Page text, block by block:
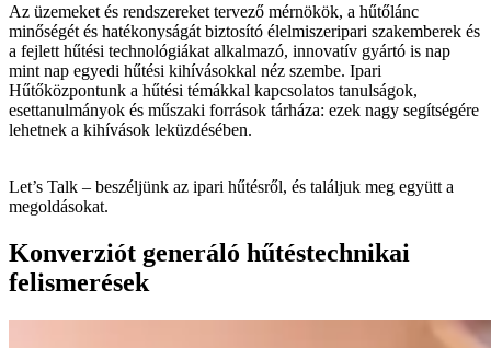
Az üzemeket és rendszereket tervező mérnökök, a hűtőlánc
minőségét és hatékonyságát biztosító élelmiszeripari szakemberek és
a fejlett hűtési technológiákat alkalmazó, innovatív gyártó is nap
mint nap egyedi hűtési kihívásokkal néz szembe. Ipari
Hűtőközpontunk a hűtési témákkal kapcsolatos tanulságok,
esettanulmányok és műszaki források tárháza: ezek nagy segítségére
lehetnek a kihívások leküzdésében.
Let’s Talk – beszéljünk az ipari hűtésről, és találjuk meg együtt a
megoldásokat.
Konverziót generáló hűtéstechnikai
felismerések